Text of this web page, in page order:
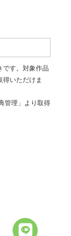
です。対象作品
いただけま
管理」より取得